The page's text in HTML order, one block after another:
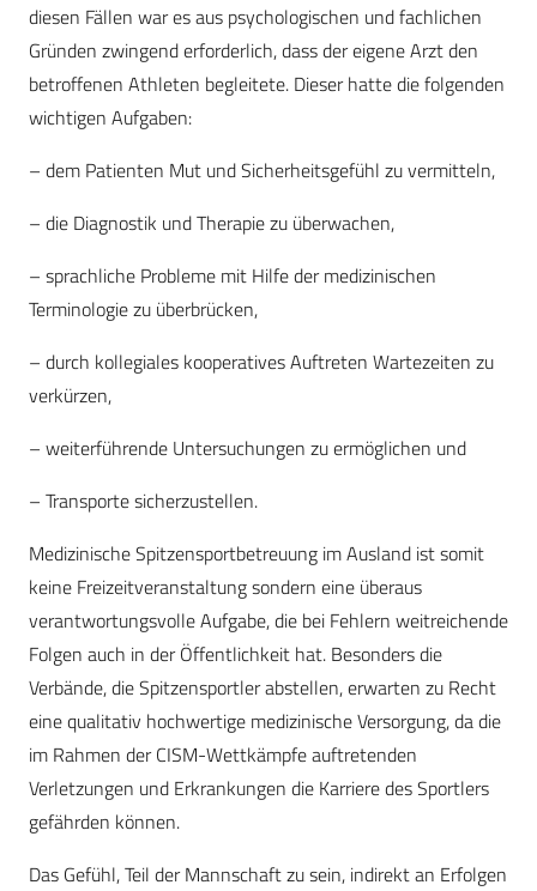
diesen Fällen war es aus psychologischen und fachlichen
Gründen zwingend erforderlich, dass der eigene Arzt den
betroffenen Athleten begleitete. Dieser hatte die folgenden
wichtigen Aufgaben:
– dem Patienten Mut und Sicherheitsgefühl zu vermitteln,
– die Diagnostik und Therapie zu überwachen,
– sprachliche Probleme mit Hilfe der medizinischen
Terminologie zu überbrücken,
– durch kollegiales kooperatives Auftreten Wartezeiten zu
verkürzen,
– weiterführende Untersuchungen zu ermöglichen und
– Transporte sicherzustellen.
Medizinische Spitzensportbetreuung im Ausland ist somit
keine Freizeitveranstaltung sondern eine überaus
verantwortungsvolle Aufgabe, die bei Fehlern weitreichende
Folgen auch in der Öffentlichkeit hat. Besonders die
Verbände, die Spitzensportler abstellen, erwarten zu Recht
eine qualitativ hochwertige medizinische Versorgung, da die
im Rahmen der CISM-Wettkämpfe auftretenden
Verletzungen und Erkrankungen die Karriere des Sportlers
gefährden können.
Das Gefühl, Teil der Mannschaft zu sein, indirekt an Erfolgen